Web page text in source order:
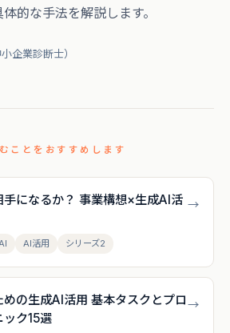
的な手法を解説します。
企業診断士）
ことをおすすめします
手になるか？ 事業構想×生成AI活
AI活用 シリーズ2
→
の生成AI活用 基本タスクとプロ
ック15選
→